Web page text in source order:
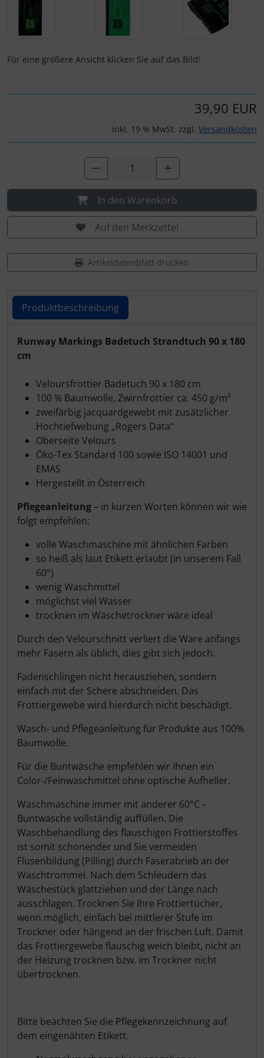
Für eine größere Ansicht klicken Sie auf das Bild!
39,90 EUR
inkl. 19 % MwSt. zzgl. Versandkosten
In den Warenkorb
Auf den Merkzettel
Artikeldatenblatt drucken
Produktbeschreibung
Produktbeschreibung
Runway Markings Badetuch Strandtuch 90 x 180
cm
Veloursfrottier Badetuch 90 x 180 cm
100 % Baumwolle, Zwirnfrottier ca. 450 g/m²
zweifärbig jacquardgewebt mit zusätzlicher
Hochtiefwebung „Rogers Data“
Oberseite Velours
Öko-Tex Standard 100 sowie ISO 14001 und
EMAS
Hergestellt in Österreich
Pflegeanleitung– in kurzen Worten können wir wie
folgt empfehlen:
volle Waschmaschine mit ähnlichen Farben
so heiß als laut Etikett erlaubt (in unserem Fall
60°)
wenig Waschmittel
möglichst viel Wasser
trocknen im Wäschetrockner wäre ideal
Durch den Velourschnitt verliert die Ware anfangs
mehr Fasern als üblich, dies gibt sich jedoch.
Fadenschlingen nicht herausziehen, sondern
einfach mit der Schere abschneiden. Das
Frottiergewebe wird hierdurch nicht beschädigt.
Wasch- und Pflegeanleitung für Produkte aus 100%
Baumwolle.
Für die Buntwäsche empfehlen wir Ihnen ein
Color-/Feinwaschmittel ohne optische Aufheller.
Waschmaschine immer mit anderer 60°C –
Buntwäsche vollständig auffüllen. Die
Waschbehandlung des flauschigen Frottierstoffes
ist somit schonender und Sie vermeiden
Flusenbildung (Pilling) durch Faserabrieb an der
Waschtrommel. Nach dem Schleudern das
Wäschestück glattziehen und der Länge nach
ausschlagen. Trocknen Sie Ihre Frottiertücher,
wenn möglich, einfach bei mittlerer Stufe im
Trockner oder hängend an der frischen Luft. Damit
das Frottiergewebe flauschig weich bleibt, nicht an
der Heizung trocknen bzw. im Trockner nicht
übertrocknen.
Bitte beachten Sie die Pflegekennzeichnung auf
dem eingenähten Etikett.
Instrumente
Mückenputzer
Navigation
Reifen, Schläuche und Co.
Schläuche, Verbinder....
Schrauben, Muttern & Co.
Schutztaschen Interieur
Tapes und Tuning
Sonstiges